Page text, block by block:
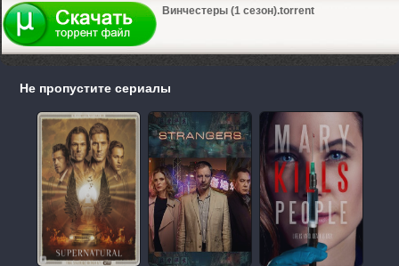
Винчестеры (1 сезон).torrent
Не пропустите сериалы